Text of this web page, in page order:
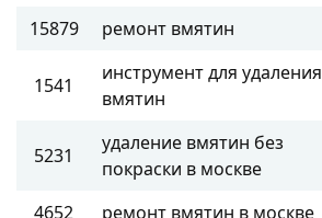
15879
ремонт вмятин
1541
инструмент для удаления
вмятин
5231
удаление вмятин без
покраски в москве
4652 ремонт вмятин в москве